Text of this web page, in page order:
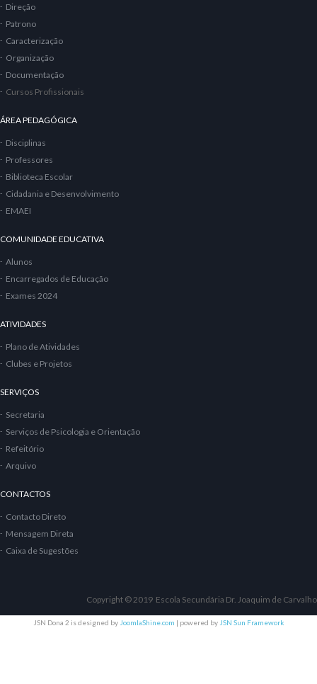
Direção
Patrono
Caracterização
Organização
Documentação
Cursos Profissionais
ÁREA PEDAGÓGICA
Disciplinas
Professores
Biblioteca Escolar
Cidadania e Desenvolvimento
EMAEI
COMUNIDADE EDUCATIVA
Alunos
Encarregados de Educação
Exames 2024
ATIVIDADES
Plano de Atividades
Clubes e Projetos
SERVIÇOS
Secretaria
Serviços de Psicologia e Orientação
Refeitório
Arquivo
CONTACTOS
Contacto Direto
Mensagem Direta
Caixa de Sugestões
Copyright © 2019 Escola Secundária Dr. Joaquim de Carvalho
JSN Dona 2 is designed by JoomlaShine.com | powered by JSN Sun Framework